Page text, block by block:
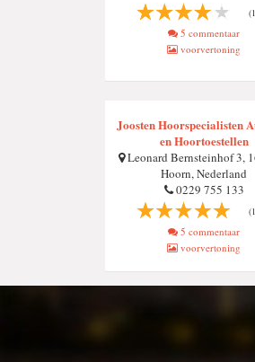
5 commentaar
voorvertoning
Joosten Hoorspecialisten
en Hoortoestellen
Leonard Bernsteinhof 3,
Hoorn, Nederland
0229 755 133
5 commentaar
voorvertoning